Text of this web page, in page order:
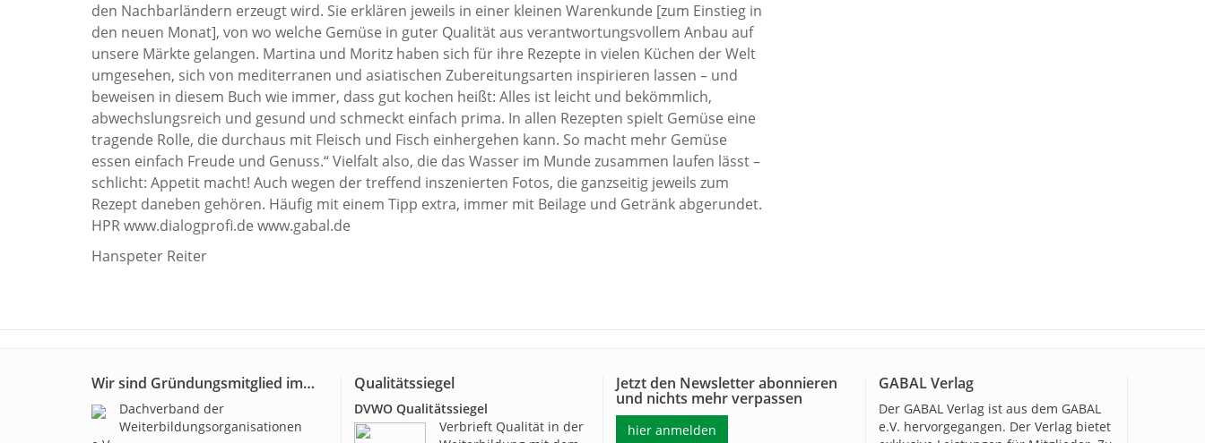
den Nachbarländern erzeugt wird. Sie erklären jeweils in einer kleinen Warenkunde [zum Einstieg in
den neuen Monat], von wo welche Gemüse in guter Qualität aus verantwortungsvollem Anbau auf
unsere Märkte gelangen. Martina und Moritz haben sich für ihre Rezepte in vielen Küchen der Welt
umgesehen, sich von mediterranen und asiatischen Zubereitungsarten inspirieren lassen – und
beweisen in diesem Buch wie immer, dass gut kochen heißt: Alles ist leicht und bekömmlich,
abwechslungsreich und gesund und schmeckt einfach prima. In allen Rezepten spielt Gemüse eine
tragende Rolle, die durchaus mit Fleisch und Fisch einhergehen kann. So macht mehr Gemüse
essen einfach Freude und Genuss.“ Vielfalt also, die das Wasser im Munde zusammen laufen lässt –
schlicht: Appetit macht! Auch wegen der treffend inszenierten Fotos, die ganzseitig jeweils zum
Rezept daneben gehören. Häufig mit einem Tipp extra, immer mit Beilage und Getränk abgerundet.
HPR www.dialogprofi.de www.gabal.de
Hanspeter Reiter
Wir sind Gründungsmitglied im…
Dachverband der
Weiterbildungsorganisationen
Qualitätssiegel
DVWO Qualitätssiegel
Verbrieft Qualität in der
Jetzt den Newsletter abonnieren
und nichts mehr verpassen
hier anmelden
GABAL Verlag
Der GABAL Verlag ist aus dem GABAL
e.V. hervorgegangen. Der Verlag bietet